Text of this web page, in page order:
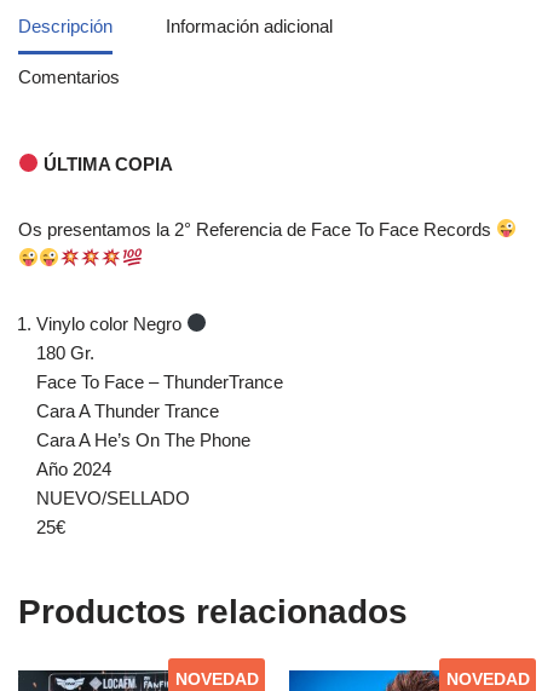
Descripción Información adicional
Comentarios
ÚLTIMA COPIA
Os presentamos la 2° Referencia de Face To Face Records
Vinylo color Negro
180 Gr.
Face To Face – ThunderTrance
Cara A Thunder Trance
Cara A He’s On The Phone
Año 2024
NUEVO/SELLADO
25€
Productos relacionados
NOVEDAD NOVEDAD